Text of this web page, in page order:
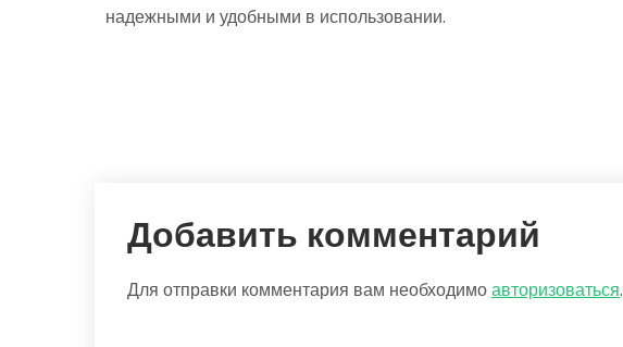
надежными и удобными в использовании.
Добавить комментарий
Для отправки комментария вам необходимоавторизоваться.